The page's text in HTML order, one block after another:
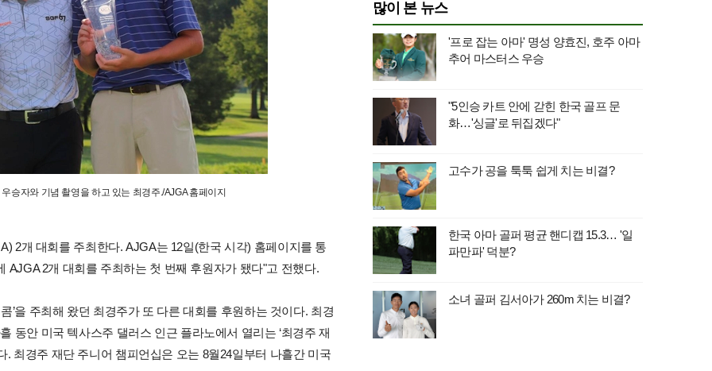
승자와 기념 촬영을 하고 있는 최경주./AJGA 홈페이지
2개 대회를 주최한다. AJGA는 12일(한국 시각) 홈페이지를 통
2개 대회를 주최하는 첫 번째 후원자가 됐다"고 전했다.
’을 주최해 왔던 최경주가 또 다른 대회를 후원하는 것이다. 최경
동안 미국 텍사스주 댈러스 인근 플라노에서 열리는 ‘최경주 재
. 최경주 재단 주니어 챔피언십은 오는 8월24일부터 나흘간 미국
많이 본 뉴스
'프로 잡는 아마' 명성 양효진, 호주 아마
추어 마스터스 우승
"5인승 카트 안에 갇힌 한국 골프 문
화…'싱글'로 뒤집겠다"
고수가 공을 툭툭 쉽게 치는 비결?
한국 아마 골퍼 평균 핸디캡 15.3… '일
파만파' 덕분?
소녀 골퍼 김서아가 260m 치는 비결?